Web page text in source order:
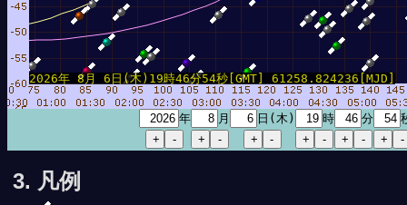
2026年 8月 6日(木)19時46分54秒[GMT] 61258.824236[MJD]
年 月 日(木) 時 分
3. 凡例